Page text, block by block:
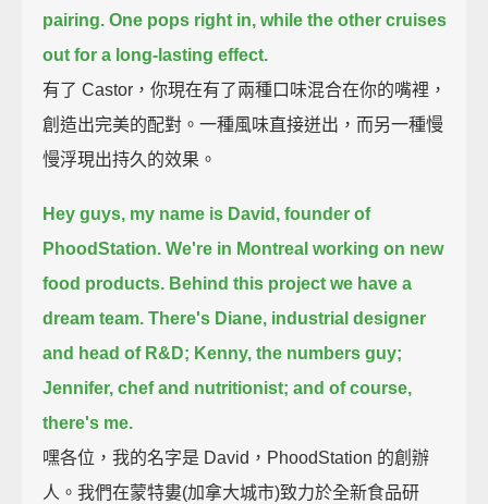
pairing. One pops right in, while the other cruises
out for a long-lasting effect.
有了 Castor，你現在有了兩種口味混合在你的嘴裡，
創造出完美的配對。一種風味直接迸出，而另一種慢
慢浮現出持久的效果。
Hey guys, my name is David, founder of
PhoodStation. We're in Montreal working on new
food products. Behind this project we have a
dream team. There's Diane, industrial designer
and head of R&D; Kenny, the numbers guy;
Jennifer, chef and nutritionist; and of course,
there's me.
嘿各位，我的名字是 David，PhoodStation 的創辦
人。我們在蒙特婁(加拿大城市)致力於全新食品研